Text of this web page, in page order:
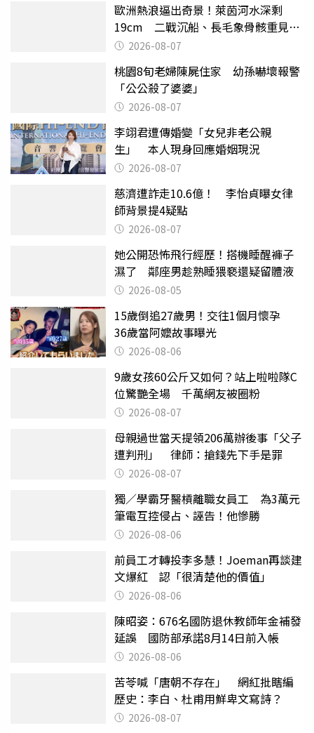
歐洲熱浪逼出奇景！萊茵河水深剩
19cm 二戰沉船、長毛象骨骸重見天
日 2026-08-07
桃園8旬老婦陳屍住家 幼孫嚇壞報警
「公公殺了婆婆」
2026-08-07
李翊君遭傳婚變「女兒非老公親
生」 本人現身回應婚姻現況
2026-08-07
慈濟遭詐走10.6億！ 李怡貞曝女律
師背景提4疑點
2026-08-07
她公開恐怖飛行經歷！搭機睡醒褲子
濕了 鄰座男趁熟睡猥褻還疑留體液
2026-08-05
15歲倒追27歲男！交往1個月懷孕
36歲當阿嬤故事曝光
2026-08-06
9歲女孩60公斤又如何？站上啦啦隊C
位驚艷全場 千萬網友被圈粉
2026-08-07
母親過世當天提領206萬辦後事「父子
遭判刑」 律師：搶錢先下手是罪
2026-08-07
獨／學霸牙醫槓離職女員工 為3萬元
筆電互控侵占、誣告！他慘勝
2026-08-06
前員工才轉投李多慧！Joeman再談建
文爆紅 認「很清楚他的價值」
2026-08-06
陳昭姿：676名國防退休教師年金補發
延誤 國防部承諾8月14日前入帳
2026-08-06
苦苓喊「唐朝不存在」 網紅批瞎編
歷史：李白、杜甫用鮮卑文寫詩？
2026-08-07